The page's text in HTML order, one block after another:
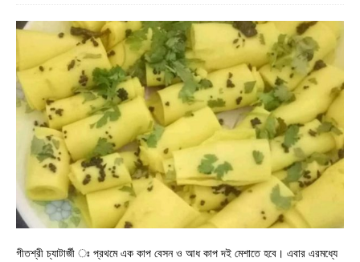
গীতশ্রী চ্যাটার্জী ঃ প্রথমে এক কাপ বেসন ও আধ কাপ দই মেশাতে হবে। এবার এরমধ্যে